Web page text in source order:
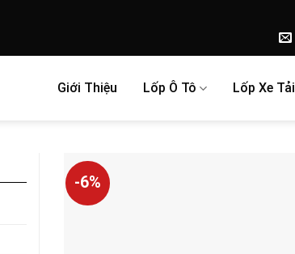
Giới Thiệu Lốp Ô Tô Lốp Xe Tải
-6%